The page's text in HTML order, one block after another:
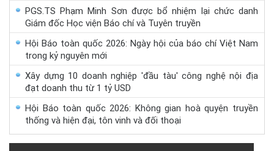
PGS.TS Phạm Minh Sơn được bổ nhiệm lại chức danh
Giám đốc Học viện Báo chí và Tuyên truyền
Hội Báo toàn quốc 2026: Ngày hội của báo chí Việt Nam
trong kỷ nguyên mới
Xây dựng 10 doanh nghiệp 'đầu tàu' công nghệ nội địa
đạt doanh thu từ 1 tỷ USD
Hội Báo toàn quốc 2026: Không gian hoà quyện truyền
thống và hiện đại, tôn vinh và đối thoại